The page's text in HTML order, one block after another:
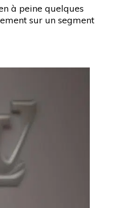
à peine quelques
sur un segment